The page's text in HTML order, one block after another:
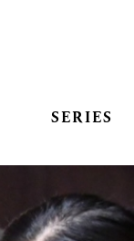
SERIES